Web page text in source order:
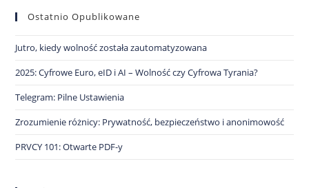
Ostatnio Opublikowane
Jutro, kiedy wolność została zautomatyzowana
2025: Cyfrowe Euro, eID i AI – Wolność czy Cyfrowa Tyrania?
Telegram: Pilne Ustawienia
Zrozumienie różnicy: Prywatność, bezpieczeństwo i anonimowość
PRVCY 101: Otwarte PDF-y